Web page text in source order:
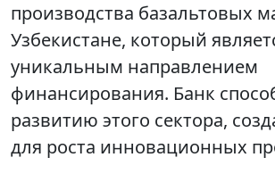
производства базальтовых
Узбекистане, который
уникальным направлением
финансирования. Банк
развитию этого сектора,
для роста инновационных